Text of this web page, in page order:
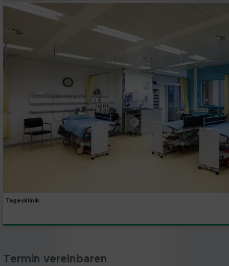
Tagesklinik
Termin vereinbaren